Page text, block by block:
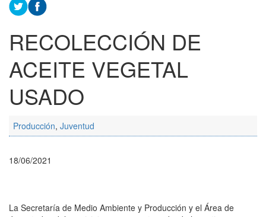
RECOLECCIÓN DE
ACEITE VEGETAL
USADO
Producción, Juventud
18/06/2021
La Secretaría de Medio Ambiente y Producción y el Área de